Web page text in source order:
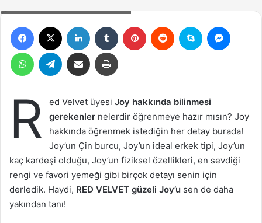
Facebook LinkedIn Tumblr Pinterest Reddit Skype
WhatsAppTelegram Email ile gönder Yazdır
R ed Velvet üyesi Joy hakkında bilinmesi
gerekenler nelerdir öğrenmeye hazır mısın? Joy
hakkında öğrenmek istediğin her detay burada!
Joy’un Çin burcu, Joy’un ideal erkek tipi, Joy’un
kaç kardeşi olduğu, Joy’un fiziksel özellikleri, en sevdiği
rengi ve favori yemeği gibi birçok detayı senin için
derledik. Haydi, RED VELVET güzeli Joy’u sen de daha
yakından tanı!